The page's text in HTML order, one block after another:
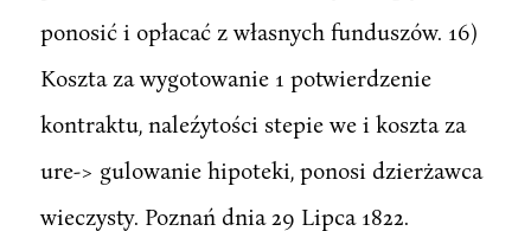
ponosić i opłacać z własnych funduszów. 16)
Koszta za wygotowanie 1 potwierdzenie
kontraktu, naleźytości stepie we i koszta za
ure-> gulowanie hipoteki, ponosi dzierżawca
wieczysty. Poznań dnia 29 Lipca 1822.